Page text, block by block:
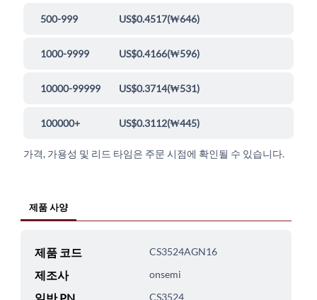
500-999 US$0.4517(₩646)
1000-9999 US$0.4166(₩596)
10000-99999 US$0.3714(₩531)
100000+ US$0.3112(₩445)
가격, 가용성 및 리드 타임은 주문 시점에 확인될 수 있습니다.
제품 사양
제품 코드 CS3524AGN16
제조사 onsemi
CS3524